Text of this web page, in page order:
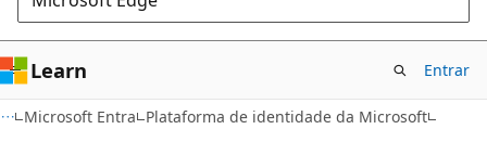
Learn Entrar
Microsoft Entra Plataforma de identidade da Microsoft